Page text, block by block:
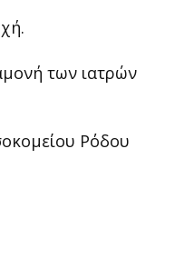
των ιατρών
Ρόδου